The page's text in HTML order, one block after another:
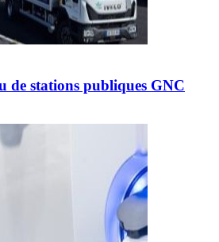
de stations publiques GNC